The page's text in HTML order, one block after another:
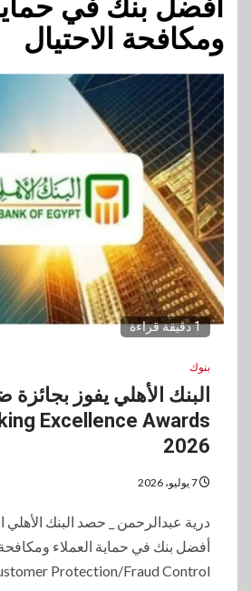
أفضل بنك في
ومكافحة الاحتيال
1 دقيقة قراءة
بنوك
البنك الأهلي يفوز
Excellence Awards
2026
درية عبدالرحمن _ حصد البنك
Protection/Fraud Control...